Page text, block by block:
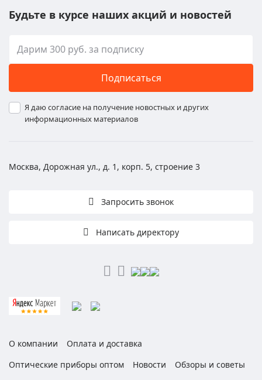
Будьте в курсе наших акций и новостей
Подписаться
Я даю согласие на получение новостных и других
информационных материалов
Москва, Дорожная ул., д. 1, корп. 5, строение 3
Запросить звонок
Написать директору
О компании
Оплата и доставка
Оптические приборы оптом
Новости Обзоры и советы